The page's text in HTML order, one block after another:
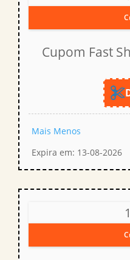
Cupom Fast
Mais Menos
Expira em: 13-08-2026